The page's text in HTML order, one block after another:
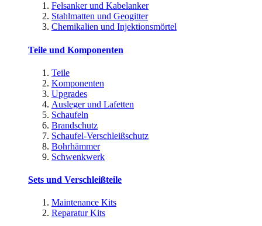
Felsanker und Kabelanker
Stahlmatten und Geogitter
Chemikalien und Injektionsmörtel
Teile und Komponenten
Teile
Komponenten
Upgrades
Ausleger und Lafetten
Schaufeln
Brandschutz
Schaufel-Verschleißschutz
Bohrhämmer
Schwenkwerk
Sets und Verschleißteile
Maintenance Kits
Reparatur Kits